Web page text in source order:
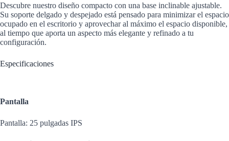
Descubre nuestro diseño compacto con una base inclinable ajustable.
Su soporte delgado y despejado está pensado para minimizar el espacio
ocupado en el escritorio y aprovechar al máximo el espacio disponible,
al tiempo que aporta un aspecto más elegante y refinado a tu
configuración.
Especificaciones
Pantalla
Pantalla: 25 pulgadas IPS